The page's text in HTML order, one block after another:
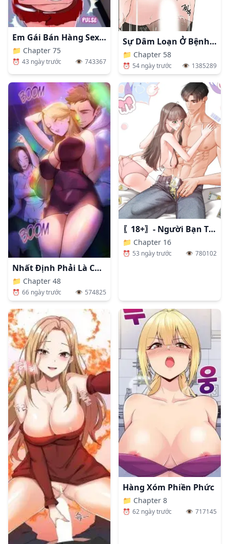
Em Gái Bán Hàng Sextoy
📁 Chapter 75
⏰ 43 ngày trước 👁️ 743367
Sự Dâm Loạn Ở Bệnh Viện
📁 Chapter 58
⏰ 54 ngày trước 👁️ 1385289
Nhất Định Phải Là Chị Ấy
📁 Chapter 48
⏰ 66 ngày trước 👁️ 574825
〖18+〗- Người Bạn Thanh Mai Trúc Mã Tính Theo Giá Thị Trường
📁 Chapter 16
⏰ 53 ngày trước 👁️ 780102
Hàng Xóm Phiền Phức
📁 Chapter 8
⏰ 62 ngày trước 👁️ 717145